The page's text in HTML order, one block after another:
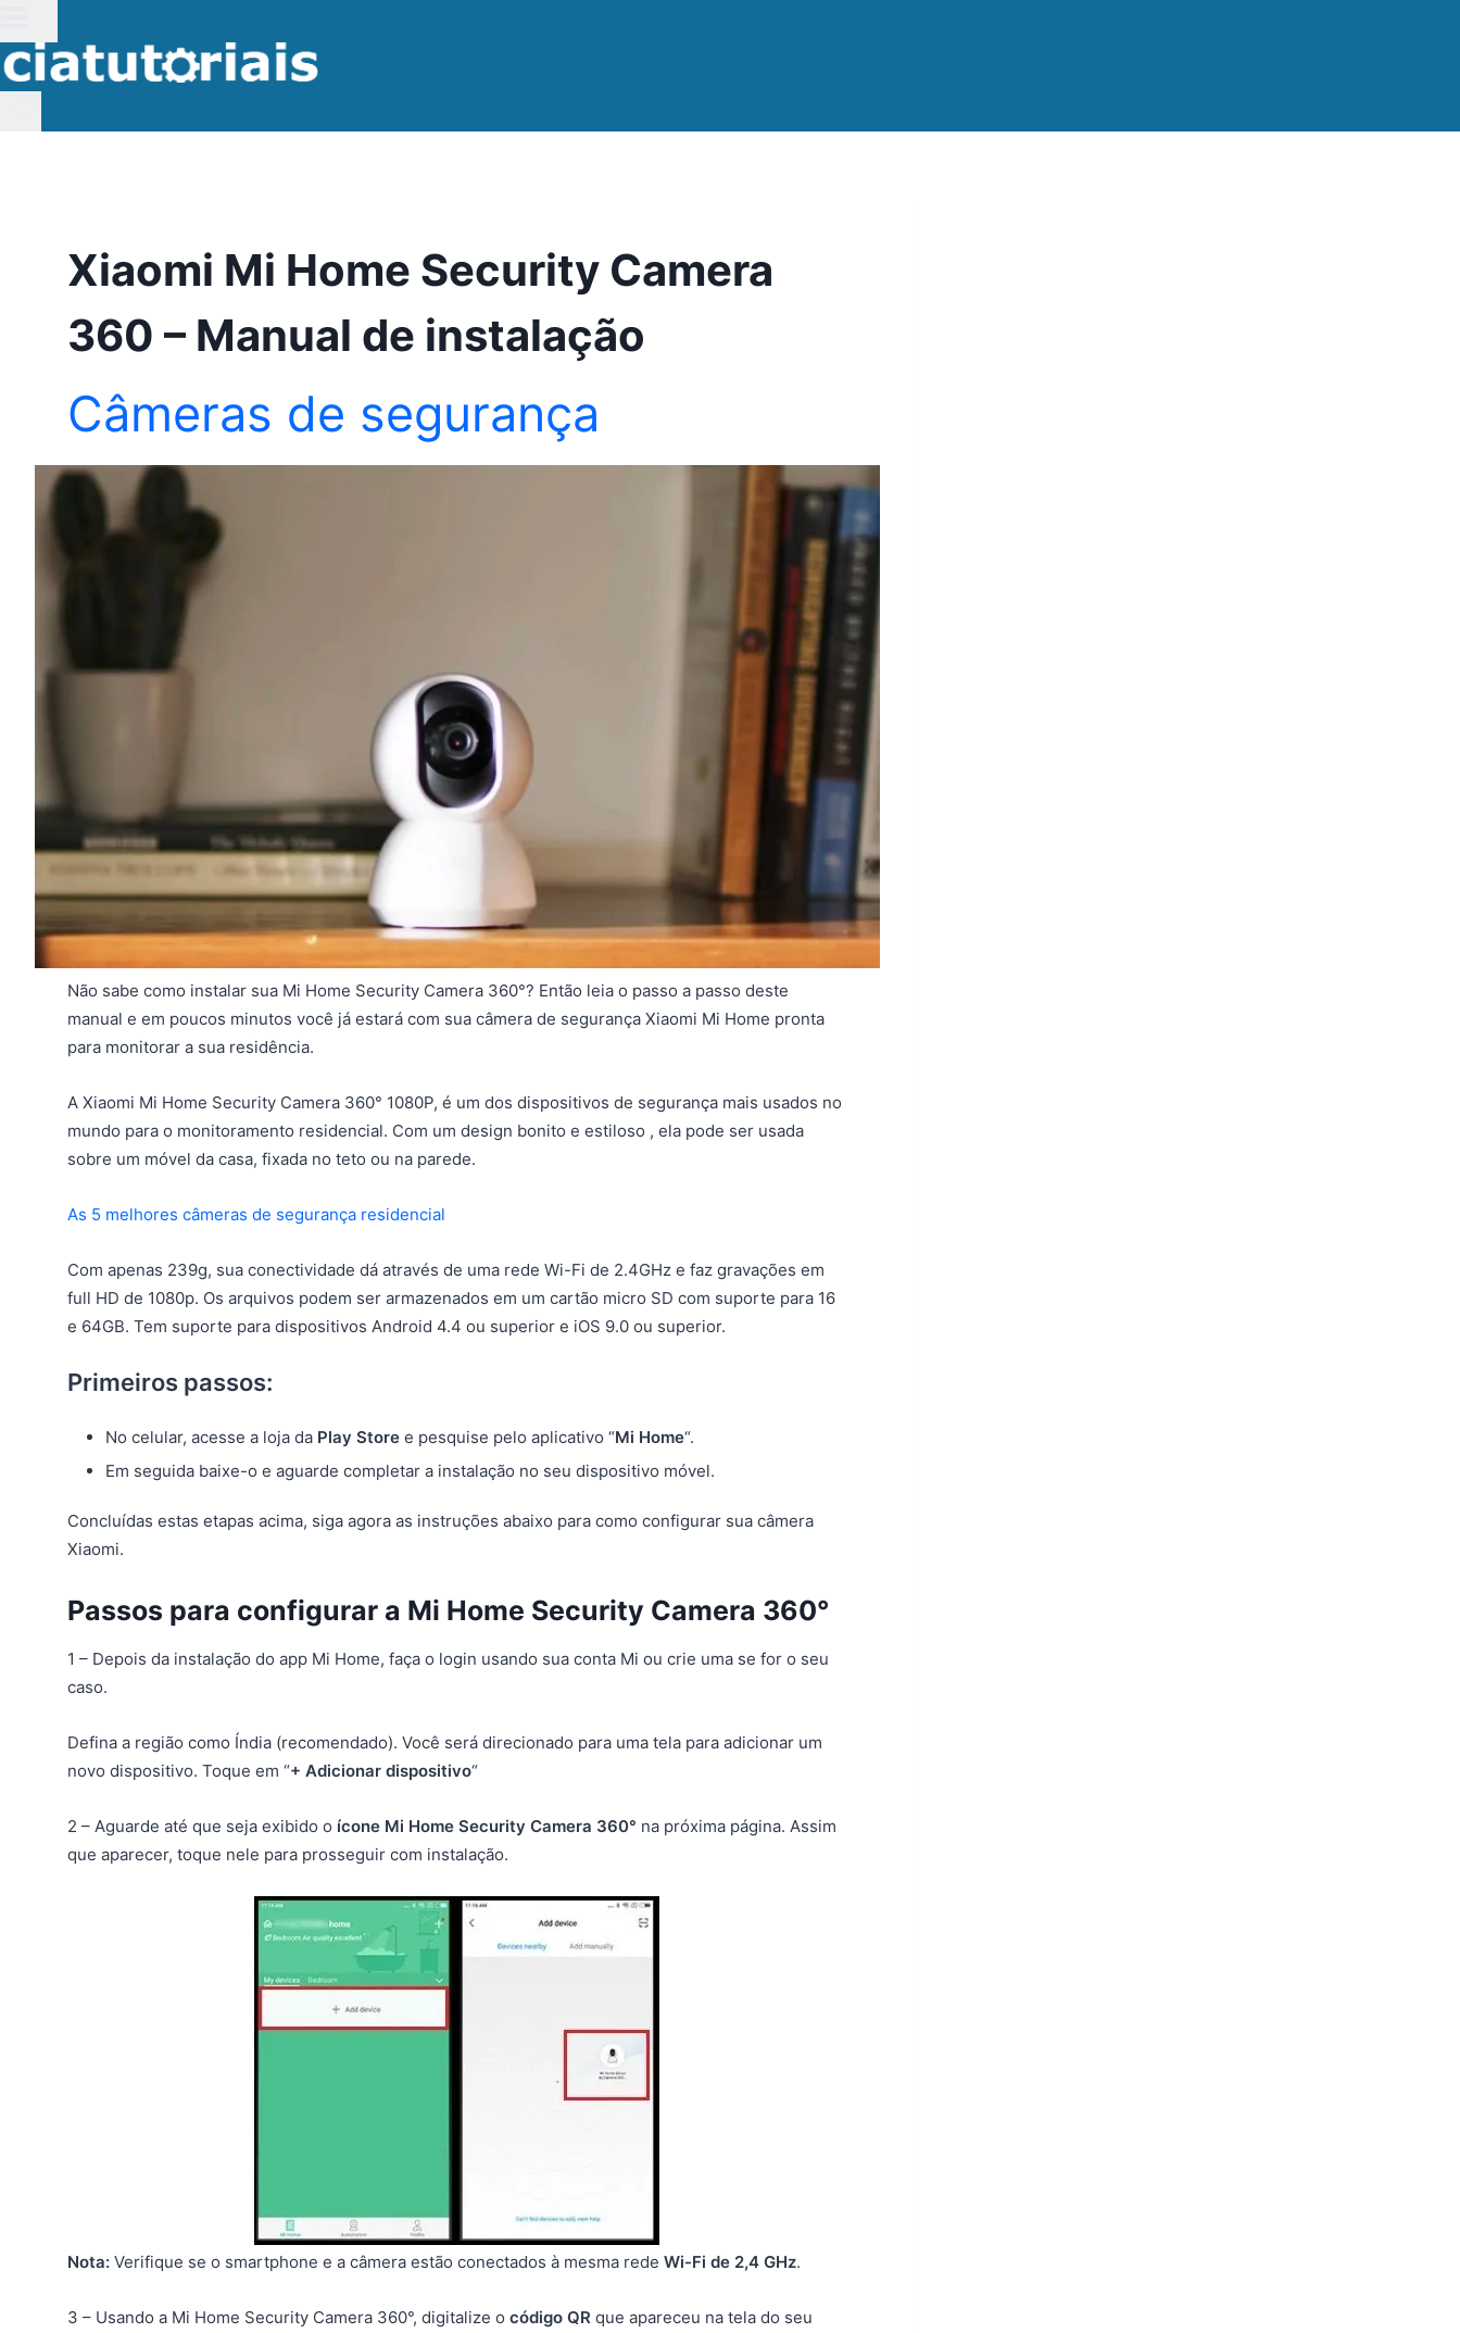
para
o
Xiaomi Mi Home Security Camera
360 – Manual de instalação
Câmeras de segurança
Não sabe como instalar sua Mi Home Security Camera 360°? Então leia o passo a passo deste
manual e em poucos minutos você já estará com sua câmera de segurança Xiaomi Mi Home pronta
para monitorar a sua residência.
A Xiaomi Mi Home Security Camera 360° 1080P, é um dos dispositivos de segurança mais usados no
mundo para o monitoramento residencial. Com um design bonito e estiloso , ela pode ser usada
sobre um móvel da casa, fixada no teto ou na parede.
As 5 melhores câmeras de segurança residencial
Com apenas 239g, sua conectividade dá através de uma rede Wi-Fi de 2.4GHz e faz gravações em
full HD de 1080p. Os arquivos podem ser armazenados em um cartão micro SD com suporte para 16
e 64GB. Tem suporte para dispositivos Android 4.4 ou superior e iOS 9.0 ou superior.
Primeiros passos:
No celular, acesse a loja da Play Store e pesquise pelo aplicativo “Mi Home“.
Em seguida baixe-o e aguarde completar a instalação no seu dispositivo móvel.
Concluídas estas etapas acima, siga agora as instruções abaixo para como configurar sua câmera
Xiaomi.
Passos para configurar a Mi Home Security Camera 360°
1 – Depois da instalação do app Mi Home, faça o login usando sua conta Mi ou crie uma se for o seu
caso.
Defina a região como Índia (recomendado). Você será direcionado para uma tela para adicionar um
novo dispositivo. Toque em “+ Adicionar dispositivo“
2 – Aguarde até que seja exibido o ícone Mi Home Security Camera 360° na próxima página. Assim
que aparecer, toque nele para prosseguir com instalação.
Nota: Verifique se o smartphone e a câmera estão conectados à mesma rede Wi-Fi de 2,4 GHz.
3 – Usando a Mi Home Security Camera 360°, digitalize o código QR que apareceu na tela do seu